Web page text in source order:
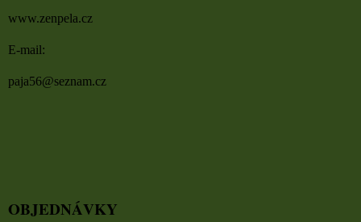
www.zenpela.cz
E-mail:
paja56@seznam.cz
OBJEDNÁVKY